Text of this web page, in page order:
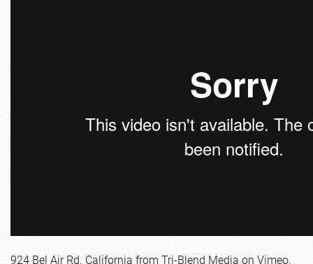
924 Bel Air Rd. California fromTri-Blend MediaonVimeo.